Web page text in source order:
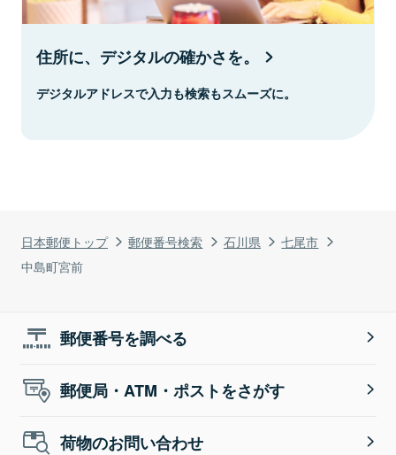
日本郵便トップ 郵便番号検索 石川県
七尾市
中島町宮前
住所に、デジタルの確かさを。
デジタルアドレスで入力も検索もスムーズに。
郵便番号を調べる
郵便局・ATM・ポストをさがす
荷物のお問い合わせ